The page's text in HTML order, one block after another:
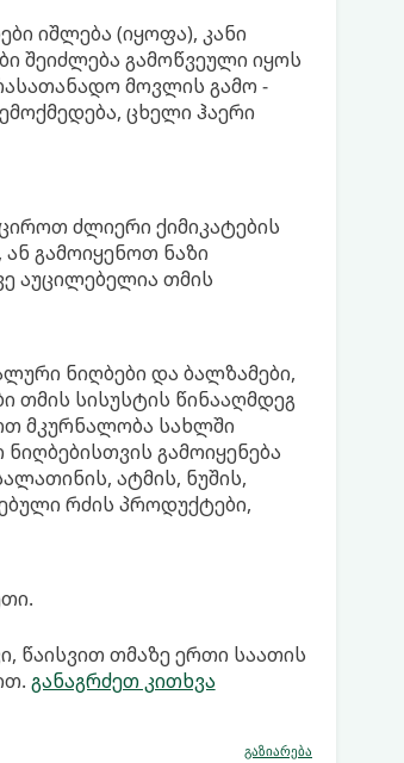
იშლება (იყოფა), კანი
შეიძლება გამოწვეული იყოს
მოვლის გამო -
ცხელი ჰაერი
ძლიერი ქიმიკატების
გამოიყენოთ ნაზი
აუცილებელია თმის
ნიღბები და ბალზამები,
თმის სისუსტის წინააღმდეგ
მკურნალობა სახლში
გამოიყენება
ატმის, ნუშის,
რძის პროდუქტები,
წაისვით თმაზე ერთი საათის
განაგრძეთ კითხვა
გაზიარება